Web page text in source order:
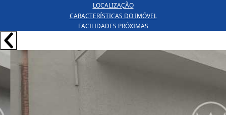
LOCALIZAÇÃO
CARACTERÍSTICAS DO IMÓVEL
FACILIDADES PRÓXIMAS